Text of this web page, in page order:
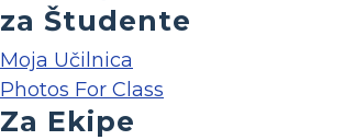
za Študente
Moja Učilnica
Photos For Class
Za Ekipe